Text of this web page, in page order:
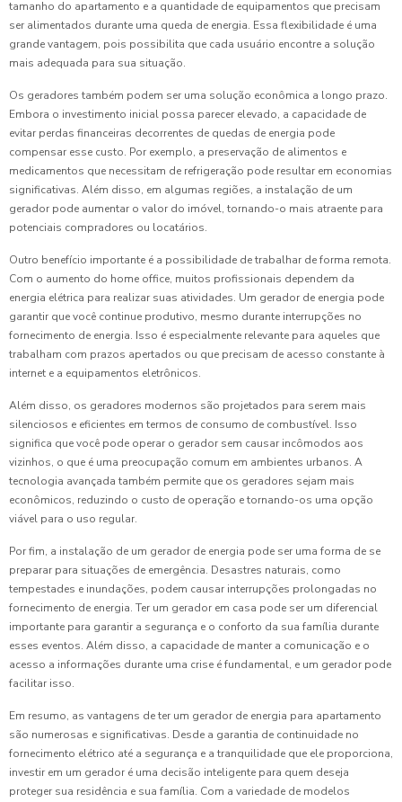
tamanho do apartamento e a quantidade de equipamentos que precisam
ser alimentados durante uma queda de energia. Essa flexibilidade é uma
grande vantagem, pois possibilita que cada usuário encontre a solução
mais adequada para sua situação.
Os geradores também podem ser uma solução econômica a longo prazo.
Embora o investimento inicial possa parecer elevado, a capacidade de
evitar perdas financeiras decorrentes de quedas de energia pode
compensar esse custo. Por exemplo, a preservação de alimentos e
medicamentos que necessitam de refrigeração pode resultar em economias
significativas. Além disso, em algumas regiões, a instalação de um
gerador pode aumentar o valor do imóvel, tornando-o mais atraente para
potenciais compradores ou locatários.
Outro benefício importante é a possibilidade de trabalhar de forma remota.
Com o aumento do home office, muitos profissionais dependem da
energia elétrica para realizar suas atividades. Um gerador de energia pode
garantir que você continue produtivo, mesmo durante interrupções no
fornecimento de energia. Isso é especialmente relevante para aqueles que
trabalham com prazos apertados ou que precisam de acesso constante à
internet e a equipamentos eletrônicos.
Além disso, os geradores modernos são projetados para serem mais
silenciosos e eficientes em termos de consumo de combustível. Isso
significa que você pode operar o gerador sem causar incômodos aos
vizinhos, o que é uma preocupação comum em ambientes urbanos. A
tecnologia avançada também permite que os geradores sejam mais
econômicos, reduzindo o custo de operação e tornando-os uma opção
viável para o uso regular.
Por fim, a instalação de um gerador de energia pode ser uma forma de se
preparar para situações de emergência. Desastres naturais, como
tempestades e inundações, podem causar interrupções prolongadas no
fornecimento de energia. Ter um gerador em casa pode ser um diferencial
importante para garantir a segurança e o conforto da sua família durante
esses eventos. Além disso, a capacidade de manter a comunicação e o
acesso a informações durante uma crise é fundamental, e um gerador pode
facilitar isso.
Em resumo, as vantagens de ter um gerador de energia para apartamento
são numerosas e significativas. Desde a garantia de continuidade no
fornecimento elétrico até a segurança e a tranquilidade que ele proporciona,
investir em um gerador é uma decisão inteligente para quem deseja
proteger sua residência e sua família. Com a variedade de modelos